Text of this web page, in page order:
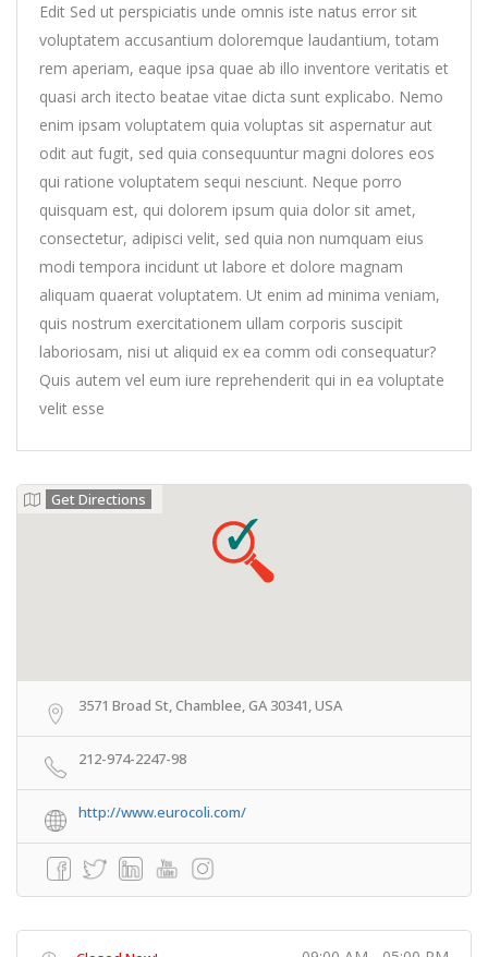
Edit Sed ut perspiciatis unde omnis iste natus error sit
voluptatem accusantium doloremque laudantium, totam
rem aperiam, eaque ipsa quae ab illo inventore veritatis et
quasi arch itecto beatae vitae dicta sunt explicabo. Nemo
enim ipsam voluptatem quia voluptas sit aspernatur aut
odit aut fugit, sed quia consequuntur magni dolores eos
qui ratione voluptatem sequi nesciunt. Neque porro
quisquam est, qui dolorem ipsum quia dolor sit amet,
consectetur, adipisci velit, sed quia non numquam eius
modi tempora incidunt ut labore et dolore magnam
aliquam quaerat voluptatem. Ut enim ad minima veniam,
quis nostrum exercitationem ullam corporis suscipit
laboriosam, nisi ut aliquid ex ea comm odi consequatur?
Quis autem vel eum iure reprehenderit qui in ea voluptate
velit esse
Get Directions
3571 Broad St, Chamblee, GA 30341, USA
212-974-2247-98
http://www.eurocoli.com/